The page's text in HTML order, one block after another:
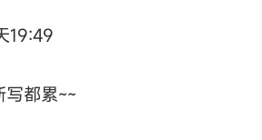
19:49
都累~~